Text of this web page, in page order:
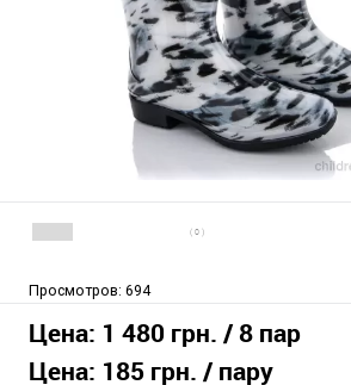
( 0 )
Просмотров: 694
Цена: 1 480 грн. / 8 пар
Цена: 185 грн. / пару